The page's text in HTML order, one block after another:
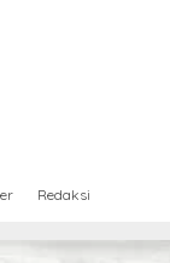
Redaksi